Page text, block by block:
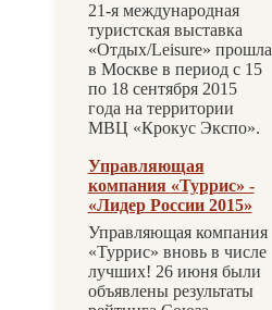
21-я международная
туристская выставка
«Отдых/Leisure» прошла
в Москве в период с 15
по 18 сентября 2015
года на территории
МВЦ «Крокус Экспо».
Управляющая
компания «Туррис» -
«Лидер России 2015»
Управляющая компания
«Туррис» вновь в числе
лучших! 26 июня были
объявлены результаты